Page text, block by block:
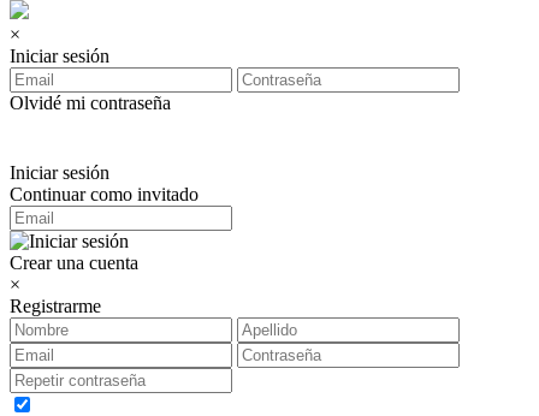
×
Iniciar sesión
Olvidé mi contraseña
Iniciar sesión
Continuar como invitado
Crear una cuenta
×
Registrarme